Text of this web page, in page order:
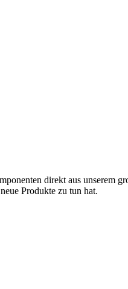
direkt aus unserem
Produkte zu tun hat.